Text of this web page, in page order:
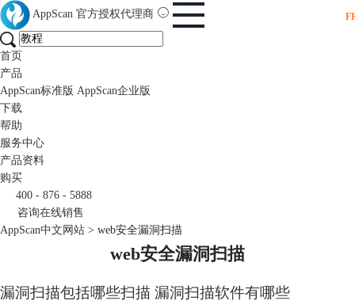
AppScan 官方授权代理商
首页
产品
AppScan标准版 AppScan企业版
下载
帮助
服务中心
产品资料
购买
400 - 876 - 5888
咨询在线销售
AppScan中文网站 > web安全漏洞扫描
web安全漏洞扫描
漏洞扫描包括哪些扫描 漏洞扫描软件有哪些